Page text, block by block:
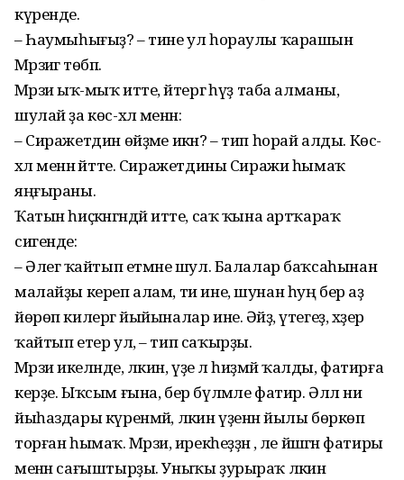
күренде.
– Һаумыһығыҙ? – тине ул һораулы ҡарашын
Мәрзиәгә төбәп.
Мәрзиә ыҡ-мыҡ итте, әйтергә һүҙ таба алманы,
шулай ҙа көс-хәл менән:
– Сиражетдин өйҙәме икән? – тип һорай алды. Көс-
хәл менән әйтте. Сиражетдины Сиражи һымаҡ
яңғыраны.
Ҡатын һиҫкәнгәндәй итте, саҡ ҡына артҡараҡ
сигенде:
– Әлегә ҡайтып етмәне шул. Балалар баҡсаһынан
малайҙы кереп алам, ти ине, шунан һуң бер аҙ
йөрөп килергә йыйыналар ине. Әйҙә, үтегеҙ, хәҙер
ҡайтып етер ул, – тип саҡырҙы.
Мәрзиә икеләнде, ләкин, үҙе лә һиҙмәй ҡалды, фатирға
керҙе. Ыҡсым ғына, бер бүлмәле фатир. Әллә ни
йыһаздары күренмәй, ләкин үҙенән йылы бөркөп
торған һымаҡ. Мәрзиә, ирекһеҙҙән , әле йәшәгән фатиры
менән сағыштырҙы. Уныҡы ҙурыраҡ ләкин